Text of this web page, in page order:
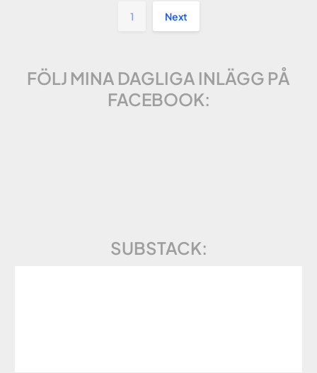
1 Next
FÖLJ MINA DAGLIGA INLÄGG PÅ
FACEBOOK:
SUBSTACK: